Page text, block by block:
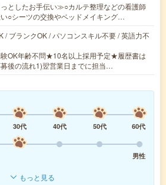
としたお手伝い≫○カルテ整理などの看護師
○シーツの交換やベッドメイキング…
/ ブランクOK / パソコンスキル不要 / 英語力不
OK年齢不問★10名以上採用予定★履歴書は
後の流れ1)翌営業日までに担当…
30代 40代 50代
60代
男性
もっと見る